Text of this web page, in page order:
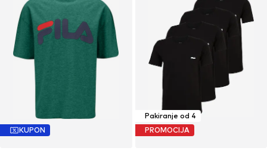
KUPON
Pakiranje od 4
PROMOCIJA